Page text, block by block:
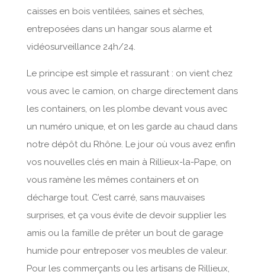
caisses en bois ventilées, saines et sèches,
entreposées dans un hangar sous alarme et
vidéosurveillance 24h/24.
Le principe est simple et rassurant : on vient chez
vous avec le camion, on charge directement dans
les containers, on les plombe devant vous avec
un numéro unique, et on les garde au chaud dans
notre dépôt du Rhône. Le jour où vous avez enfin
vos nouvelles clés en main à Rillieux-la-Pape, on
vous ramène les mêmes containers et on
décharge tout. C’est carré, sans mauvaises
surprises, et ça vous évite de devoir supplier les
amis ou la famille de prêter un bout de garage
humide pour entreposer vos meubles de valeur.
Pour les commerçants ou les artisans de Rillieux,